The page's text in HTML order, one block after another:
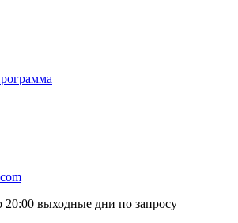
20:00 выходные дни по запросу